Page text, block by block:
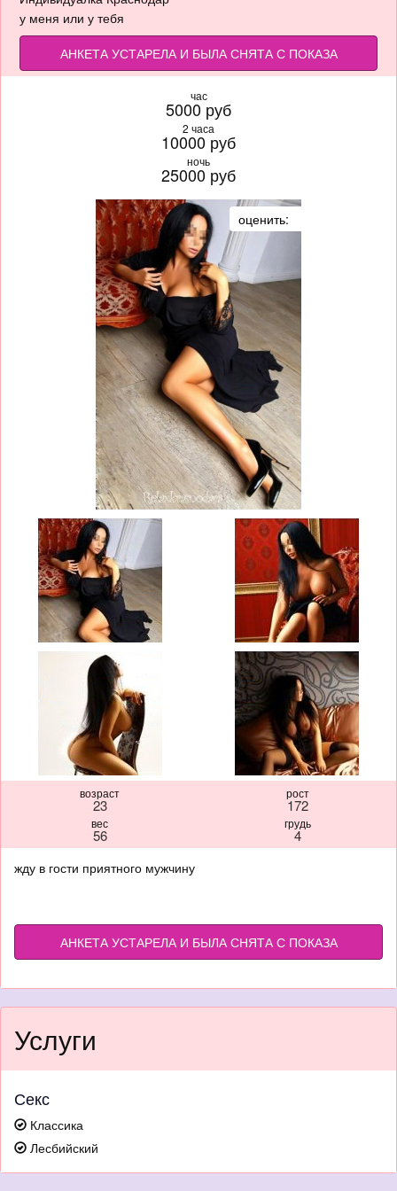
у меня или у тебя
АНКЕТА УСТАРЕЛА И БЫЛА СНЯТА С ПОКАЗА
час
5000 руб
2 часа
10000 руб
ночь
25000 руб
оценить:
возраст
23
рост
172
вес
56
грудь
4
жду в гости приятного мужчину
АНКЕТА УСТАРЕЛА И БЫЛА СНЯТА С ПОКАЗА
Услуги
Секс
Классика
Лесбийский